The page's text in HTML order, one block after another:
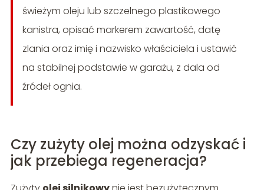
świeżym oleju lub szczelnego plastikowego
kanistra, opisać markerem zawartość, datę
zlania oraz imię i nazwisko właściciela i ustawić
na stabilnej podstawie w garażu, z dala od
źródeł ognia.
Czy zużyty olej można odzyskać i
jak przebiega regeneracja?